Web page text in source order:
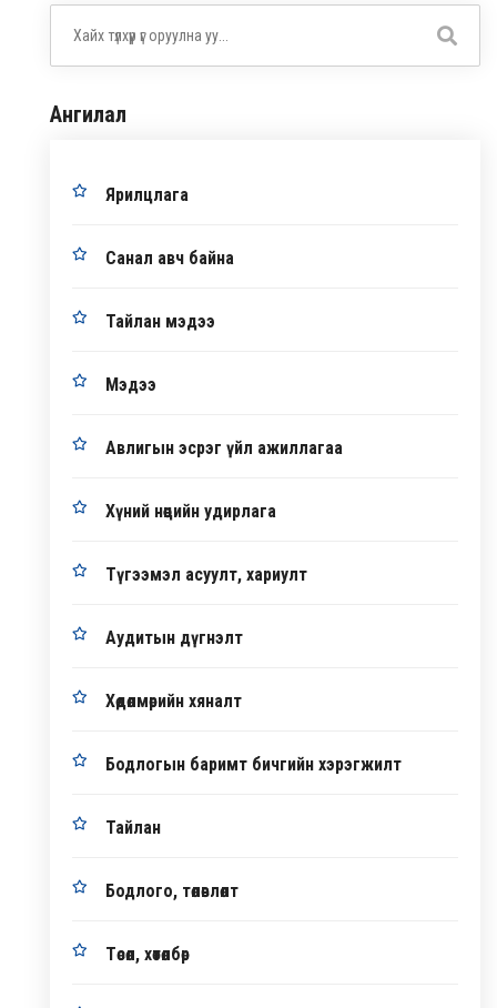
Ангилал
Ярилцлага
Санал авч байна
Тайлан мэдээ
Мэдээ
Авлигын эсрэг үйл ажиллагаа
Хүний нөөцийн удирлага
Түгээмэл асуулт, хариулт
Аудитын дүгнэлт
Хөдөлмөрийн хяналт
Бодлогын баримт бичгийн хэрэгжилт
Тайлан
Бодлого, төлөвлөлт
Төсөл, хөтөлбөр